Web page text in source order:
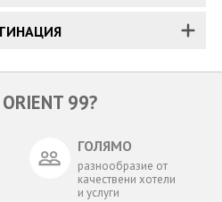
99?
ГОЛЯМО
разнообразие от
качествени хотели
и услуги